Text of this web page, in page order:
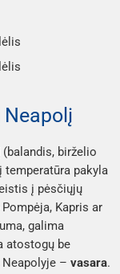
(balandis, birželio
temperatūra pakyla
į pėsčiųjų
Kapris ar
galima
atostogų be
– vasara.